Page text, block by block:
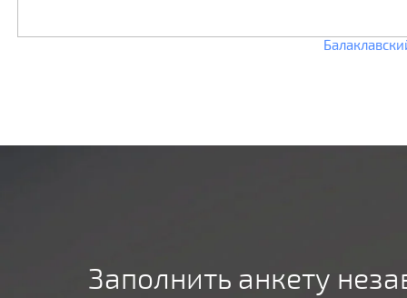
Заполнить анкету